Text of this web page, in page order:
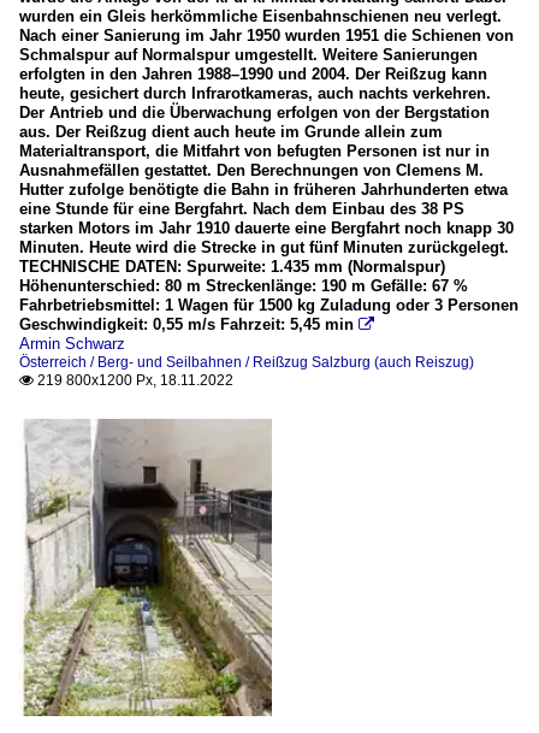
wurden ein Gleis herkömmliche Eisenbahnschienen neu verlegt.
Nach einer Sanierung im Jahr 1950 wurden 1951 die Schienen von
Schmalspur auf Normalspur umgestellt. Weitere Sanierungen
erfolgten in den Jahren 1988–1990 und 2004. Der Reißzug kann
heute, gesichert durch Infrarotkameras, auch nachts verkehren.
Der Antrieb und die Überwachung erfolgen von der Bergstation
aus. Der Reißzug dient auch heute im Grunde allein zum
Materialtransport, die Mitfahrt von befugten Personen ist nur in
Ausnahmefällen gestattet. Den Berechnungen von Clemens M.
Hutter zufolge benötigte die Bahn in früheren Jahrhunderten etwa
eine Stunde für eine Bergfahrt. Nach dem Einbau des 38 PS
starken Motors im Jahr 1910 dauerte eine Bergfahrt noch knapp 30
Minuten. Heute wird die Strecke in gut fünf Minuten zurückgelegt.
TECHNISCHE DATEN: Spurweite: 1.435 mm (Normalspur)
Höhenunterschied: 80 m Streckenlänge: 190 m Gefälle: 67 %
Fahrbetriebsmittel: 1 Wagen für 1500 kg Zuladung oder 3 Personen
Geschwindigkeit: 0,55 m/s Fahrzeit: 5,45 min 
Armin Schwarz
Österreich / Berg- und Seilbahnen / Reißzug Salzburg (auch Reiszug)
 219 800x1200 Px, 18.11.2022